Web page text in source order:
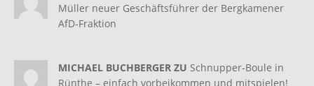
Müller neuer Geschäftsführer der Bergkamener
AfD-Fraktion
MICHAEL BUCHBERGER ZU Schnupper-Boule in
Rünthe – einfach vorbeikommen und mitspielen!